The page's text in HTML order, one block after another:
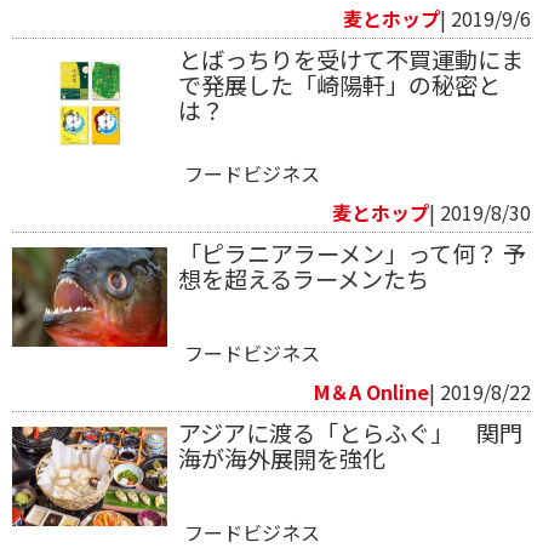
麦とホップ| 2019/9/6
とばっちりを受けて不買運動にま
で発展した「崎陽軒」の秘密と
は？
フードビジネス
麦とホップ| 2019/8/30
「ピラニアラーメン」って何？ 予
想を超えるラーメンたち
フードビジネス
M＆A Online| 2019/8/22
アジアに渡る「とらふぐ」 関門
海が海外展開を強化
フードビジネス